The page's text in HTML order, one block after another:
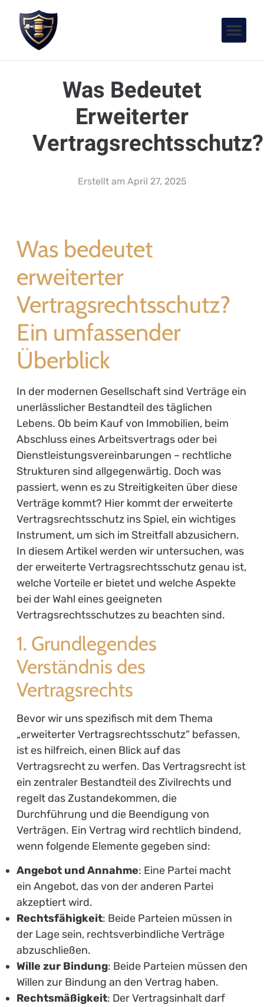
Was Bedeutet
Erweiterter
Vertragsrechtsschutz?
Erstellt am April 27, 2025
Was bedeutet
erweiterter
Vertragsrechtsschutz?
Ein umfassender
Überblick
In der modernen Gesellschaft sind Verträge ein
unerlässlicher Bestandteil des täglichen
Lebens. Ob beim Kauf von Immobilien, beim
Abschluss eines Arbeitsvertrags oder bei
Dienstleistungsvereinbarungen – rechtliche
Strukturen sind allgegenwärtig. Doch was
passiert, wenn es zu Streitigkeiten über diese
Verträge kommt? Hier kommt der erweiterte
Vertragsrechtsschutz ins Spiel, ein wichtiges
Instrument, um sich im Streitfall abzusichern.
In diesem Artikel werden wir untersuchen, was
der erweiterte Vertragsrechtsschutz genau ist,
welche Vorteile er bietet und welche Aspekte
bei der Wahl eines geeigneten
Vertragsrechtsschutzes zu beachten sind.
1. Grundlegendes
Verständnis des
Vertragsrechts
Bevor wir uns spezifisch mit dem Thema
„erweiterter Vertragsrechtsschutz“ befassen,
ist es hilfreich, einen Blick auf das
Vertragsrecht zu werfen. Das Vertragsrecht ist
ein zentraler Bestandteil des Zivilrechts und
regelt das Zustandekommen, die
Durchführung und die Beendigung von
Verträgen. Ein Vertrag wird rechtlich bindend,
wenn folgende Elemente gegeben sind:
Angebot und Annahme: Eine Partei macht
ein Angebot, das von der anderen Partei
akzeptiert wird.
Rechtsfähigkeit: Beide Parteien müssen in
der Lage sein, rechtsverbindliche Verträge
abzuschließen.
Wille zur Bindung: Beide Parteien müssen den
Willen zur Bindung an den Vertrag haben.
Rechtsmäßigkeit: Der Vertragsinhalt darf